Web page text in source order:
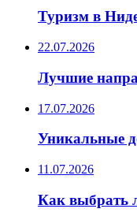
Туризм в
22.07.2026
Лучшие
17.07.2026
Уникальные
11.07.2026
Как выбрать